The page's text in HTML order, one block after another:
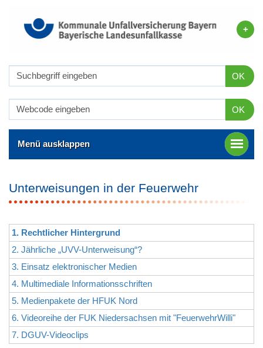
OK
OK
Menü ausklappen
Unterweisungen in der Feuerwehr
1. Rechtlicher Hintergrund
2. Jährliche „UVV-Unterweisung“?
3. Einsatz elektronischer Medien
4. Multimediale Informationsschriften
5. Medienpakete der HFUK Nord
6. Videoreihe der FUK Niedersachsen mit "FeuerwehrWilli"
7. DGUV-Videoclips